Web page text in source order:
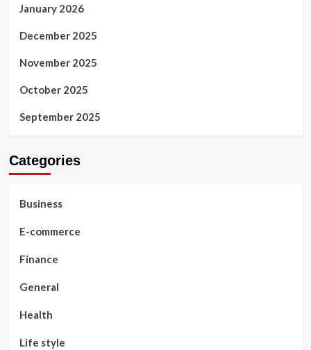
January 2026
December 2025
November 2025
October 2025
September 2025
Categories
Business
E-commerce
Finance
General
Health
Life style